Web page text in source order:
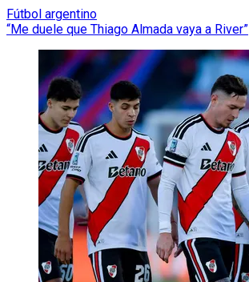
Fútbol argentino
“Me duele que Thiago Almada vaya a River”